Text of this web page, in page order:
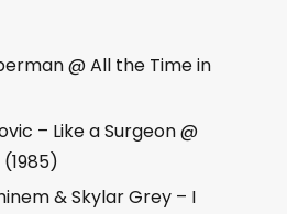
@ All the Time in
– Like a Surgeon @
& Skylar Grey – I